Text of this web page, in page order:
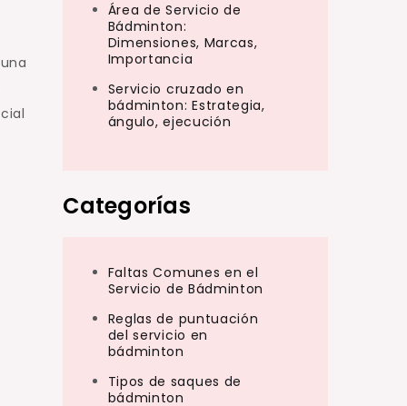
Área de Servicio de
Bádminton:
Dimensiones, Marcas,
Importancia
Servicio cruzado en
bádminton: Estrategia,
ángulo, ejecución
Categorías
Faltas Comunes en el
Servicio de Bádminton
Reglas de puntuación
del servicio en
bádminton
Tipos de saques de
bádminton